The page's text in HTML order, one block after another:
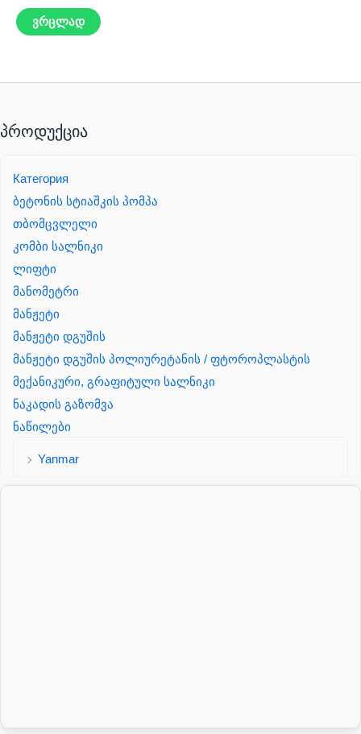
ვრცლად
პროდუქცია
Категория
ბეტონის სტიაშკის პომპა
თბომცვლელი
კომბი სალნიკი
ლიფტი
მანომეტრი
მანჟეტი
მანჟეტი დგუშის
მანჟეტი დგუშის პოლიურეტანის / ფტოროპლასტის
მექანიკური, გრაფიტული სალნიკი
ნაკადის გაზომვა
ნაწილები
Yanmar
გადაცემათა კოლოფის ზეთი( კარობკის ზეთი)